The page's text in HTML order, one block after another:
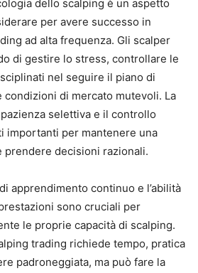
dello scalping è un aspetto
per avere successo in
ad alta frequenza. Gli scalper
di gestire lo stress, controllare le
nel seguire il piano di
condizioni di mercato mutevoli. La
selettiva e il controllo
importanti per mantenere una
prendere decisioni razionali.
apprendimento continuo e l’abilità
sono cruciali per
le proprie capacità di scalping.
trading richiede tempo, pratica
padroneggiata, ma può fare la